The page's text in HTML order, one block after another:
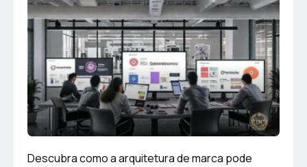
Descubra como a arquitetura de marca pode